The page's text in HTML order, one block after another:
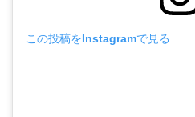
この投稿をInstagramで見る